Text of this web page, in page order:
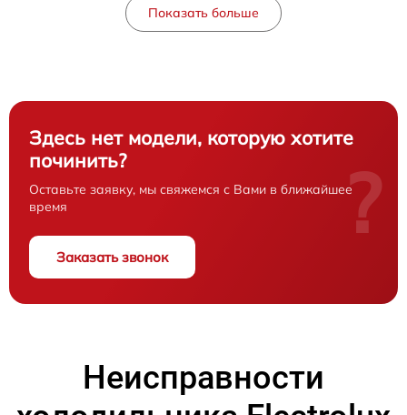
Показать больше
Здесь нет модели, которую хотите
починить?
Оставьте заявку, мы свяжемся с Вами в ближайшее
время
Заказать звонок
?
Неисправности